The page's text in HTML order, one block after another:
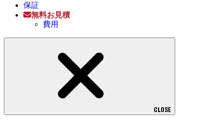
保証
無料お見積
費用
CLOSE